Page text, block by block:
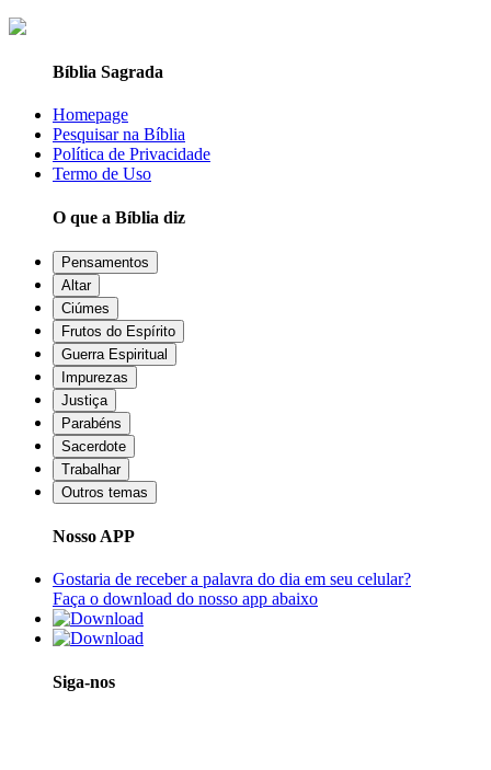
Bíblia Sagrada
Homepage
Pesquisar na Bíblia
Política de Privacidade
Termo de Uso
O que a Bíblia diz
Pensamentos
Altar
Ciúmes
Frutos do Espírito
Guerra Espiritual
Impurezas
Justiça
Parabéns
Sacerdote
Trabalhar
Outros temas
Nosso APP
Gostaria de receber a palavra do dia em seu celular?
Faça o download do nosso app abaixo
Siga-nos